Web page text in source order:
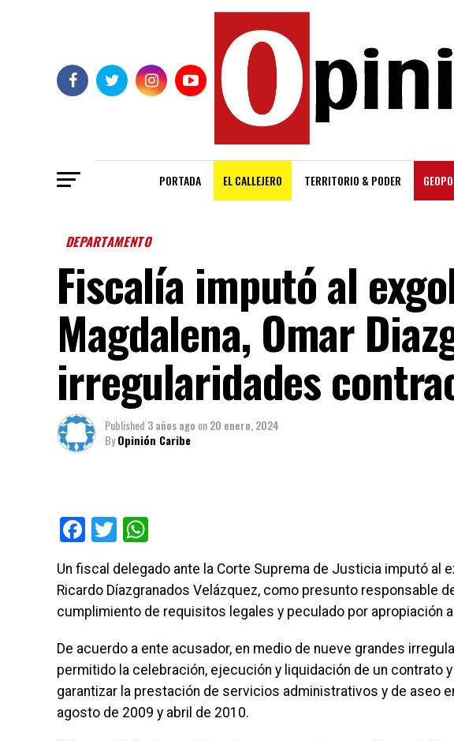
PORTADA EL CALLEJERO TERRITORIO & PODER
DEPARTAMENTO
Fiscalía imputó al
Magdalena, Omar
irregularidades
Published 3 años ago on20 enero, 2024
ByOpinión Caribe
Facebook
Twitter
Un fiscal delegado ante la Corte Suprema de Justicia imputó al
Ricardo Díazgranados Velázquez, como presunto responsable
cumplimiento de requisitos legales y peculado por apropiación
De acuerdo a ente acusador, en medio de nueve grandes
permitido la celebración, ejecución y liquidación de un contrato
garantizar la prestación de servicios administrativos y de aseo
agosto de 2009 y abril de 2010.